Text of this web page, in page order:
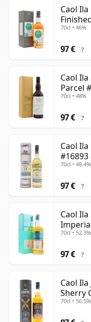
Caol
70cl • 46%
97 € ?
Caol
Parcel
70cl • 48%
97 € ?
Caol
#16893
70cl • 48.4%
97 € ?
Caol
70cl • 52.3%
97 € ?
Caol
Sherry
70cl • 56.5%